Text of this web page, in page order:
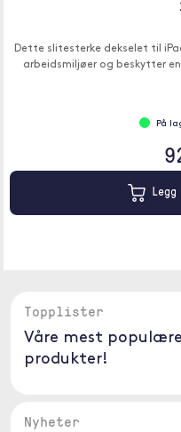
Dette slitesterke dekselet til
arbeidsmiljøer og beskytter
På
Topplister
Våre mest populære
produkter!
Nyheter